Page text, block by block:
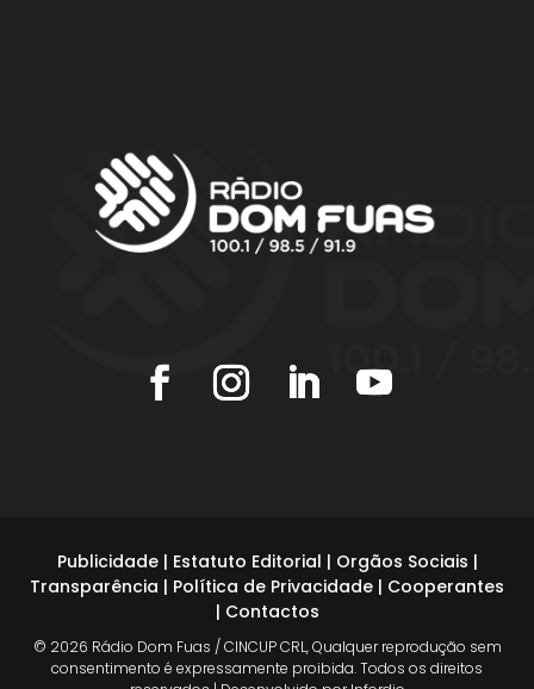
Publicidade| Estatuto Editorial | Orgãos Sociais |
Transparência | Política de Privacidade | Cooperantes
| Contactos
© 2026 Rádio Dom Fuas / CINCUP CRL, Qualquer reprodução sem
consentimento é expressamente proibida. Todos os direitos